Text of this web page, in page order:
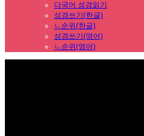
다국어 성경읽기
성경쓰기(한글)
ㄴ순위(한글)
성경쓰기(영어)
ㄴ순위(영어)